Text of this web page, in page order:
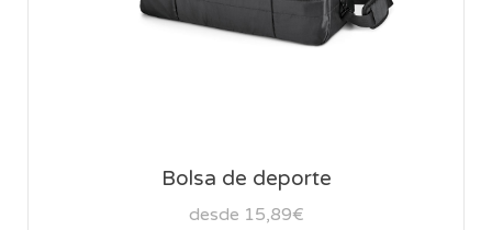
Bolsa de deporte
desde 15,89€